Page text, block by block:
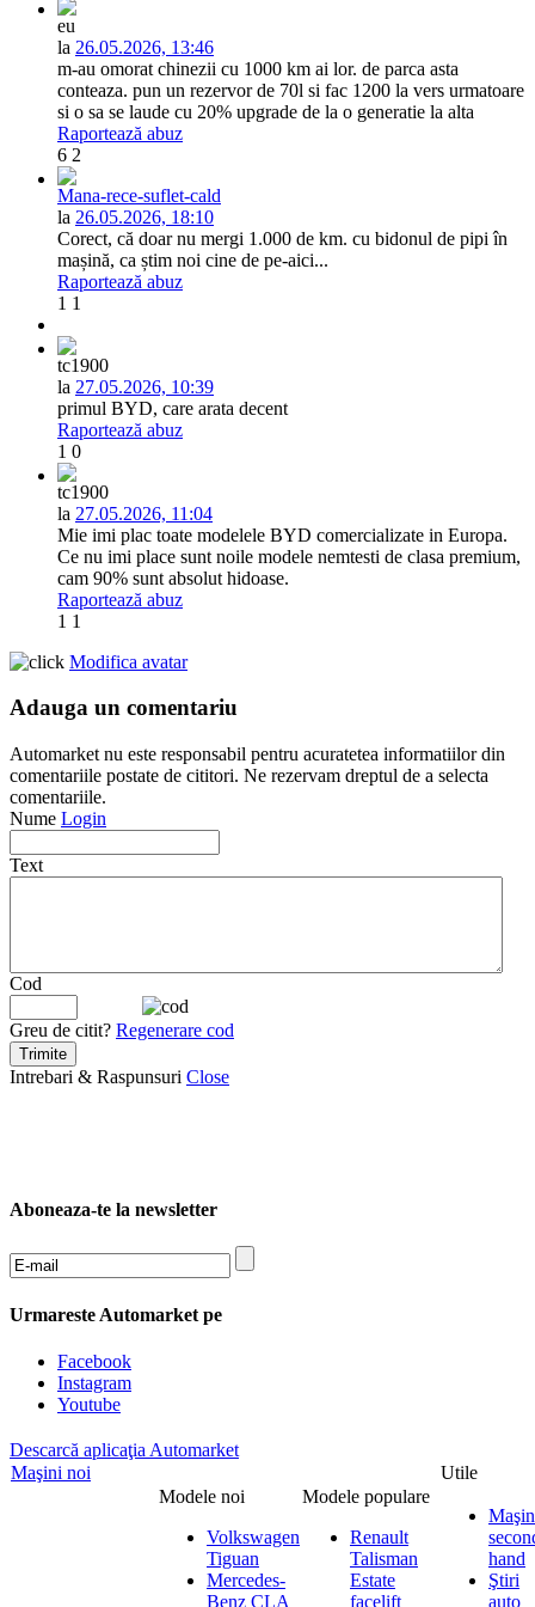
eu
la 26.05.2026, 13:46
m-au omorat chinezii cu 1000 km ai lor. de parca asta
conteaza. pun un rezervor de 70l si fac 1200 la vers urmatoare
si o sa se laude cu 20% upgrade de la o generatie la alta
Raportează abuz
6 2
Mana-rece-suflet-cald
la 26.05.2026, 18:10
Corect, că doar nu mergi 1.000 de km. cu bidonul de pipi în
mașină, ca știm noi cine de pe-aici...
Raportează abuz
1 1
tc1900
la 27.05.2026, 10:39
primul BYD, care arata decent
Raportează abuz
1 0
tc1900
la 27.05.2026, 11:04
Mie imi plac toate modelele BYD comercializate in Europa.
Ce nu imi place sunt noile modele nemtesti de clasa premium,
cam 90% sunt absolut hidoase.
Raportează abuz
1 1
Modifica avatar
Adauga un comentariu
Automarket nu este responsabil pentru acuratetea informatiilor din
comentariile postate de cititori. Ne rezervam dreptul de a selecta
comentariile.
Nume Login
Text
Cod
Greu de citit? Regenerare cod
Intrebari & Raspunsuri Close
Aboneaza-te la newsletter
Urmareste Automarket pe
Facebook
Instagram
Youtube
Descarcă aplicaţia Automarket
Maşini noi
Utile
Modele noi
Volkswagen
Tiguan
Mercedes-
Benz CLA
Modele populare
Renault
Talisman
Estate
facelift
hand
Ştiri
auto